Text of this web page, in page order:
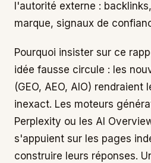
l'autorité externe :
marque, signaux de
Pourquoi insister sur ce
idée fausse circule : les
(GEO, AEO, AIO) rendraient
inexact. Les moteurs
Perplexity ou les AI
s'appuient sur les pages
construire leurs réponses.